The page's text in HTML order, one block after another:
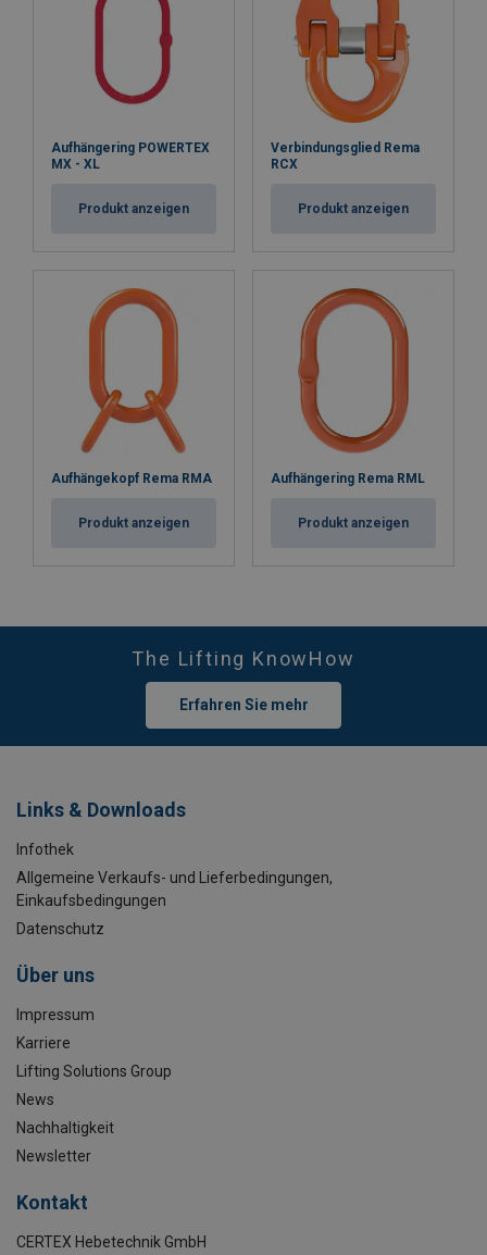
Aufhängering POWERTEX
MX - XL
Produkt anzeigen
Verbindungsglied Rema
RCX
Produkt anzeigen
Aufhängekopf Rema RMA
Produkt anzeigen
Aufhängering Rema RML
Produkt anzeigen
The Lifting KnowHow
Erfahren Sie mehr
Links & Downloads
Infothek
Allgemeine Verkaufs- und Lieferbedingungen,
Einkaufsbedingungen
Datenschutz
Über uns
Impressum
Karriere
Lifting Solutions Group
News
Nachhaltigkeit
Newsletter
Kontakt
CERTEX Hebetechnik GmbH